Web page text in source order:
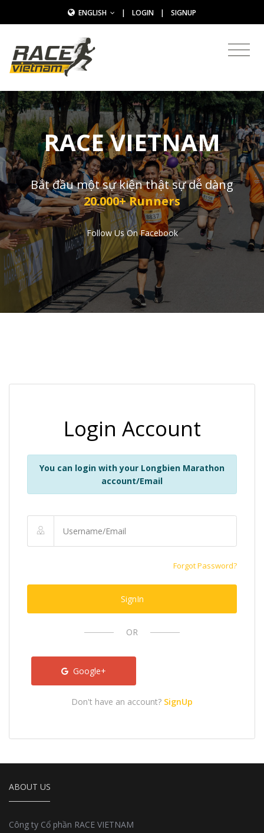
ENGLISH | LOGIN | SIGNUP
RACE VIETNAM
Bắt đầu một sự kiện thật sự dễ dàng
20.000+ Runners
Follow Us On Facebook
Login Account
You can login with your Longbien Marathon
account/Email
Forgot Password?
SignIn
OR
Google+
Don't have an account? SignUp
ABOUT US
Công ty Cổ phần RACE VIETNAM